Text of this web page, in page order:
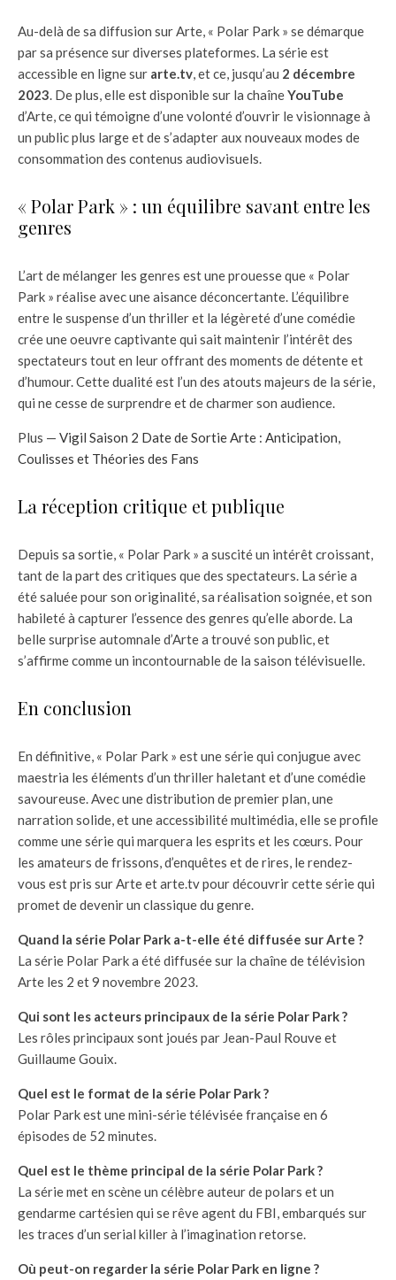
Au-delà de sa diffusion sur Arte, « Polar Park » se démarque
par sa présence sur diverses plateformes. La série est
accessible en ligne sur arte.tv, et ce, jusqu’au 2 décembre
2023. De plus, elle est disponible sur la chaîneYouTube
d’Arte, ce qui témoigne d’une volonté d’ouvrir le visionnage à
un public plus large et de s’adapter aux nouveaux modes de
consommation des contenus audiovisuels.
« Polar Park » : un équilibre savant entre les
genres
L’art de mélanger les genres est une prouesse que « Polar
Park » réalise avec une aisance déconcertante. L’équilibre
entre le suspense d’un thriller et la légèreté d’une comédie
crée une oeuvre captivante qui sait maintenir l’intérêt des
spectateurs tout en leur offrant des moments de détente et
d’humour. Cette dualité est l’un des atouts majeurs de la série,
qui ne cesse de surprendre et de charmer son audience.
Plus — Vigil Saison 2 Date de Sortie Arte : Anticipation,
Coulisses et Théories des Fans
La réception critique et publique
Depuis sa sortie, « Polar Park » a suscité un intérêt croissant,
tant de la part des critiques que des spectateurs. La série a
été saluée pour son originalité, sa réalisation soignée, et son
habileté à capturer l’essence des genres qu’elle aborde. La
belle surprise automnale d’Arte a trouvé son public, et
s’affirme comme un incontournable de la saison télévisuelle.
En conclusion
En définitive, « Polar Park » est une série qui conjugue avec
maestria les éléments d’un thriller haletant et d’une comédie
savoureuse. Avec une distribution de premier plan, une
narration solide, et une accessibilité multimédia, elle se profile
comme une série qui marquera les esprits et les cœurs. Pour
les amateurs de frissons, d’enquêtes et de rires, le rendez-
vous est pris sur Arte et arte.tv pour découvrir cette série qui
promet de devenir un classique du genre.
Quand la série Polar Park a-t-elle été diffusée sur Arte ?
La série Polar Park a été diffusée sur la chaîne de télévision
Arte les 2 et 9 novembre 2023.
Qui sont les acteurs principaux de la série Polar Park ?
Les rôles principaux sont joués par Jean-Paul Rouve et
Guillaume Gouix.
Quel est le format de la série Polar Park ?
Polar Park est une mini-série télévisée française en 6
épisodes de 52 minutes.
Quel est le thème principal de la série Polar Park ?
La série met en scène un célèbre auteur de polars et un
gendarme cartésien qui se rêve agent du FBI, embarqués sur
les traces d’un serial killer à l’imagination retorse.
Où peut-on regarder la série Polar Park en ligne ?